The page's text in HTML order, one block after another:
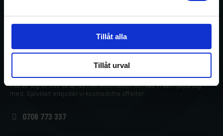
Tillåt alla
Tillåt urval
​Kontaktinformation
Hör av dig till oss så får du mer information om vad vi kan hjälpa dig
med. Självklart erbjuder vi kostnadsfria offerter.
0708 773 337